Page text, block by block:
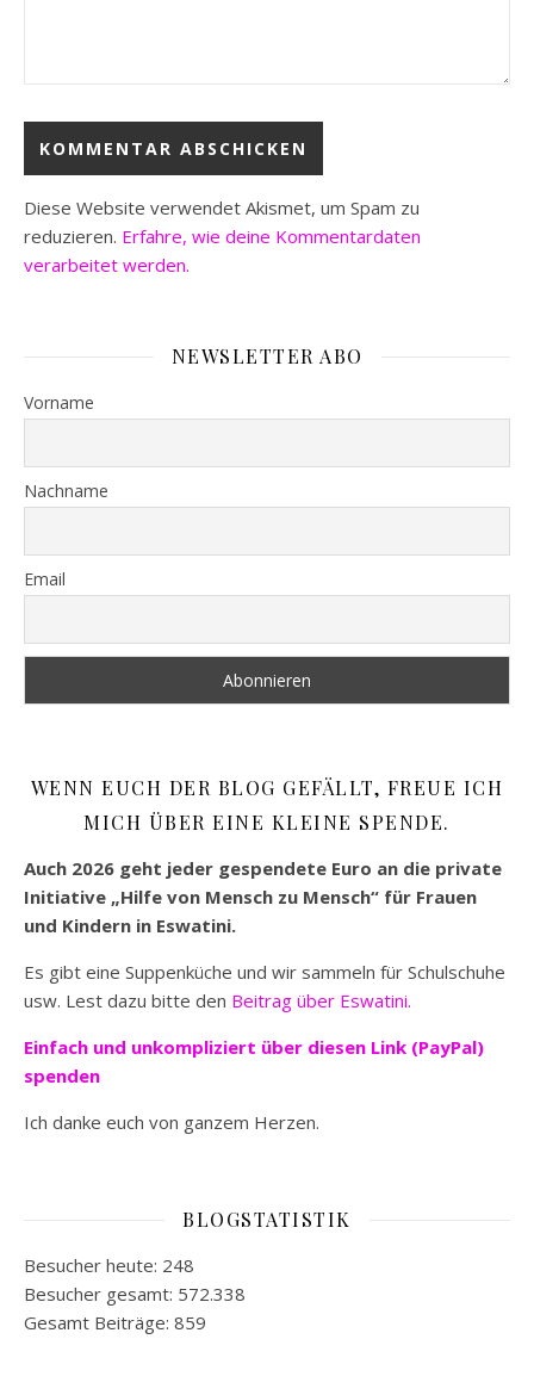
Diese Website verwendet Akismet, um Spam zu
reduzieren. Erfahre, wie deine Kommentardaten
verarbeitet werden.
NEWSLETTER ABO
Vorname
Nachname
Email
WENN EUCH DER BLOG GEFÄLLT, FREUE ICH
MICH ÜBER EINE KLEINE SPENDE.
Auch 2026 geht jeder gespendete Euro an die private
Initiative „Hilfe von Mensch zu Mensch“ für Frauen
und Kindern in Eswatini.
Es gibt eine Suppenküche und wir sammeln für Schulschuhe
usw. Lest dazu bitte den Beitrag über Eswatini.
Einfach und unkompliziert über diesen Link (PayPal)
spenden
Ich danke euch von ganzem Herzen.
BLOGSTATISTIK
Besucher heute: 248
Besucher gesamt: 572.338
Gesamt Beiträge: 859